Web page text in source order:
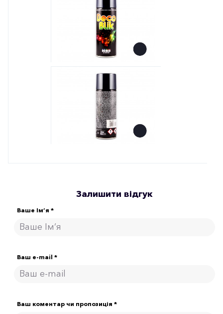
Залишити відгук
Ваше Ім’я *
Ваш e-mail *
Ваш коментар чи пропозиція *